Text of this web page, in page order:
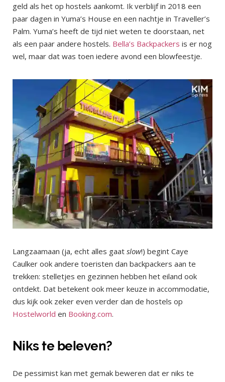
geld als het op hostels aankomt. Ik verblijf in 2018 een
paar dagen in Yuma’s House en een nachtje in Traveller’s
Palm. Yuma’s heeft de tijd niet weten te doorstaan, net
als een paar andere hostels. Bella’s Backpackers is er nog
wel, maar dat was toen iedere avond een blowfeestje.
Langzaamaan (ja, echt alles gaat slow!) begint Caye
Caulker ook andere toeristen dan backpackers aan te
trekken: stelletjes en gezinnen hebben het eiland ook
ontdekt. Dat betekent ook meer keuze in accommodatie,
dus kijk ook zeker even verder dan de hostels op
Hostelworld en Booking.com.
Niks te beleven?
De pessimist kan met gemak beweren dat er niks te